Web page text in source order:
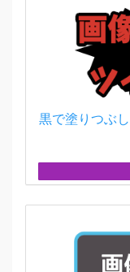
黒で塗りつぶ